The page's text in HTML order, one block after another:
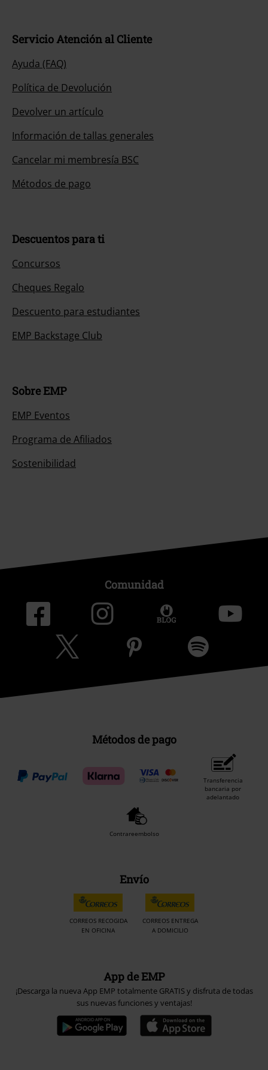
Servicio Atención al Cliente
Ayuda (FAQ)
Política de Devolución
Devolver un artículo
Información de tallas generales
Cancelar mi membresía BSC
Métodos de pago
Descuentos para ti
Concursos
Cheques Regalo
Descuento para estudiantes
EMP Backstage Club
Sobre EMP
EMP Eventos
Programa de Afiliados
Sostenibilidad
Comunidad
Métodos de pago
Transferencia
bancaria por
adelantado
Contrareembolso
Envío
CORREOS RECOGIDA
EN OFICINA
CORREOS ENTREGA
A DOMICILIO
App de EMP
¡Descarga la nueva App EMP totalmente GRATIS y disfruta de todas
sus nuevas funciones y ventajas!